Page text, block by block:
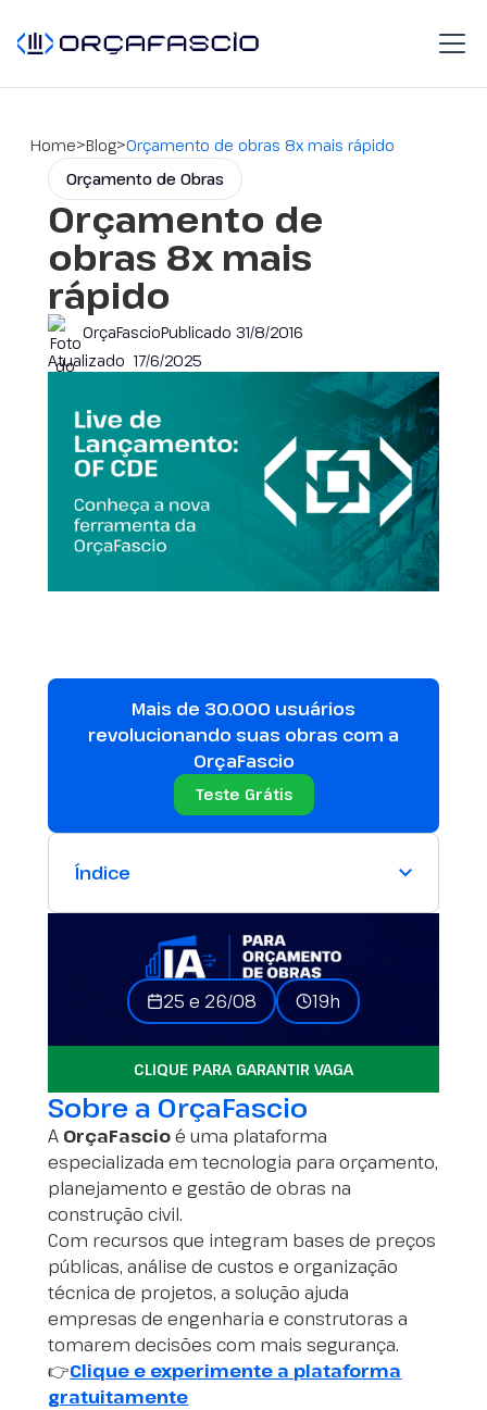
Home>Blog>Orçamento de obras 8x mais rápido
Orçamento de Obras
Orçamento de
obras 8x mais
rápido
OrçaFascioPublicado31/8/2016
Atualizado17/6/2025
Mais de 30.000 usuários
revolucionando suas obras com a
OrçaFascio
Teste Grátis
Índice
25 e 26/08 19h
CLIQUE PARA GARANTIR VAGA
Sobre a OrçaFascio
A OrçaFascioé uma plataforma
especializada em tecnologia para orçamento,
planejamento e gestão de obras na
construção civil.
Com recursos que integram bases de preços
públicas, análise de custos e organização
técnica de projetos, a solução ajuda
empresas de engenharia e construtoras a
tomarem decisões com mais segurança.
👉Clique e experimente a plataforma
gratuitamente